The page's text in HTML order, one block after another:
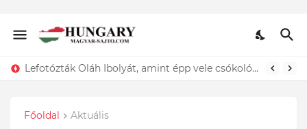
Lefotózták Oláh Ibolyát, amint épp vele csókolózik - EZT nem hiszed el, kinek a karjában kötött ki...ÍME
Főoldal Aktuális